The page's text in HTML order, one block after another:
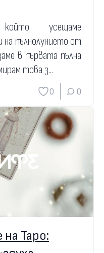
усещаме
пълнолунието от
в първата пълна
това з...
0 0
Таро: